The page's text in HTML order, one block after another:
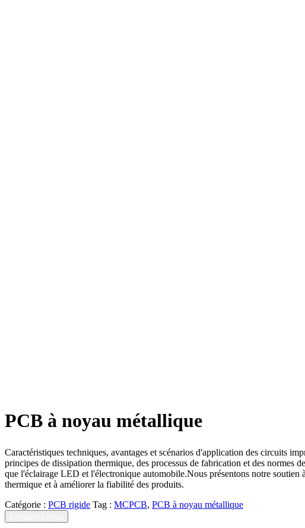
PCB à noyau métallique
Caractéristiques techniques, avantages et scénarios d'application des circuits
principes de dissipation thermique, des processus de fabrication et des normes
que l'éclairage LED et l'électronique automobile.Nous présentons notre
thermique et à améliorer la fiabilité des produits.
Catégorie : PCB rigide Tag : MCPCB, PCB à noyau métallique